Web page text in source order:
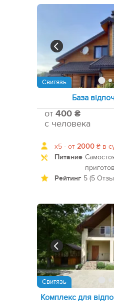
Свитязь
База
от 400 ₴
с человека
x5 - от 2000 ₴ в
Питание
Рейтинг 5 (5
Свитязь
Комплекс для